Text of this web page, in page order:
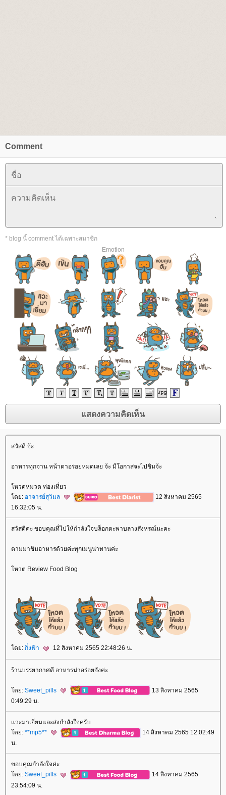
Comment
* blog นี้ comment ได้เฉพาะสมาชิก
Emotion
สวัสดี จ้ะ
อาหารทุกจาน หน้าตาอร่อยหมดเลย จ้ะ มีโอกาสจะไปชิมจ้ะ
หวดหมวด ท่องเที่ยว
ดย: อาจารย์สุวิมล
12 สิงหาคม 2565
16:32:05 น.
สวัสดีค่ะ ขอบคุณที่ไปให้กำลังใจบล็อกตะพาบลางสังหรณ์นะคะ
ตามมาชิมอาหารด้วยค่ะทุกเมนูน่าทานค่ะ
หวต Review Food Blog
ดย: กิ่งฟ้า 12 สิงหาคม 2565 22:48:26 น.
ร้านบรรยากาศดี อาหารน่าอร่อยจังค่ะ
ดย: Sweet_pills
13 สิงหาคม 2565
0:49:29 น.
วะมาเยี่ยมและส่งกำลังใจครับ
ดย: **mp5**
14 สิงหาคม 2565 12:02:49
น.
ขอบคุณกำลังใจค่ะ
ดย: Sweet_pills
14 สิงหาคม 2565
23:54:09 น.